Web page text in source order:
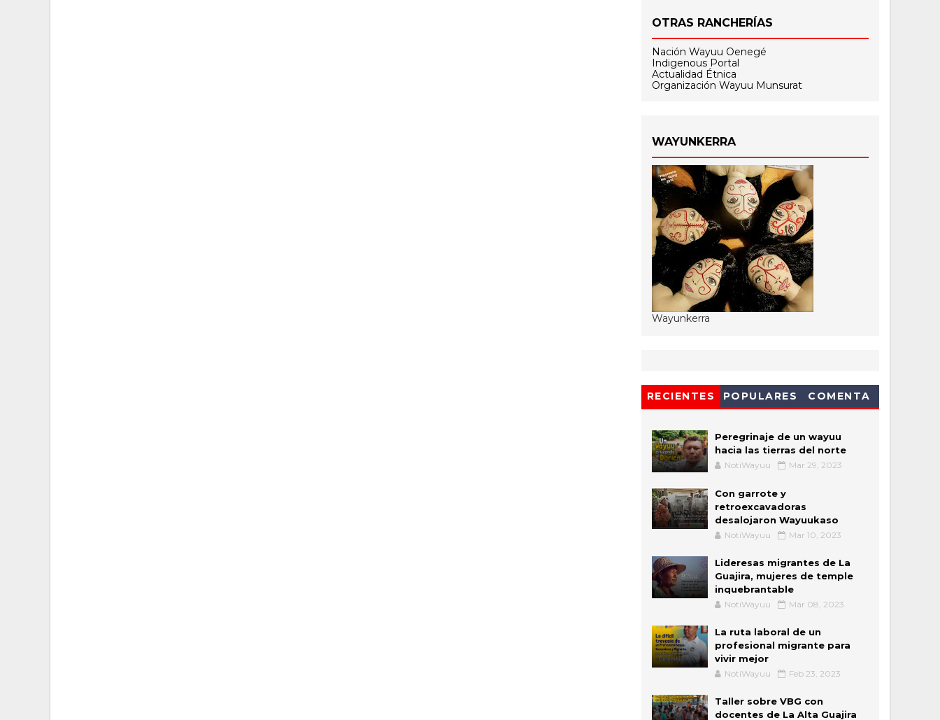
OTRAS RANCHERÍAS
Nación Wayuu Oenegé
Indigenous Portal
Actualidad Étnica
Organización Wayuu Munsurat
WAYUNKERRA
Wayunkerra
RECIENTES POPULARES COMENTA
Peregrinaje de un wayuu
hacia las tierras del norte
NotiWayuu Mar 29, 2023
Con garrote y
retroexcavadoras
desalojaron Wayuukaso
NotiWayuu Mar 10, 2023
Lideresas migrantes de La
Guajira, mujeres de temple
inquebrantable
NotiWayuu Mar 08, 2023
La ruta laboral de un
profesional migrante para
vivir mejor
NotiWayuu Feb 23, 2023
Taller sobre VBG con
docentes de La Alta Guajira